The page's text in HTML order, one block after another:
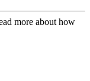
more about how